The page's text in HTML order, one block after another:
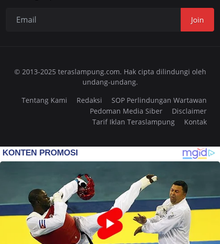
Join
© 2013-2025 teraslampung.com. Hak cipta dilindungi oleh
undang-undang.
Tentang Kami
Redaksi
SOP Perlindungan Wartawan
Pedoman Media Siber
Disclaimer
Tarif Iklan Teraslampung
Kontak